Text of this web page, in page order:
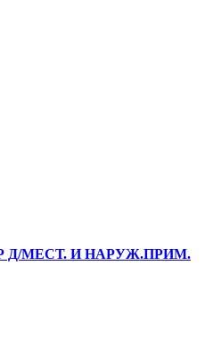
Р Д/МЕСТ. И НАРУЖ.ПРИМ.